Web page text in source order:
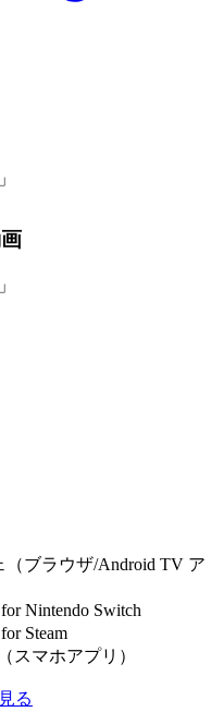
ブラウザ/Android TV ア
Nintendo Switch
Steam
スマホアプリ）
る